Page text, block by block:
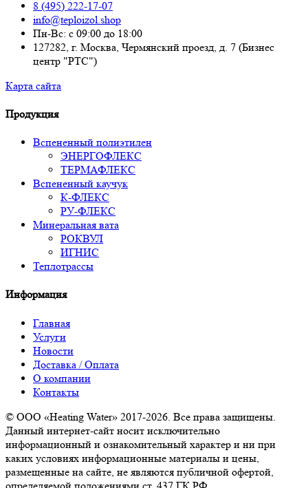
8 (495) 222-17-07
info@teploizol.shop
Пн-Вс: с 09:00 до 18:00
127282, г. Москва, Чермянский проезд, д. 7 (Бизнес
центр "РТС")
Карта сайта
Продукция
Вспененный полиэтилен
ЭНЕРГОФЛЕКС
ТЕРМАФЛЕКС
Вспененный каучук
К-ФЛЕКС
РУ-ФЛЕКС
Минеральная вата
РОКВУЛ
ИГНИС
Теплотрассы
Информация
Главная
Услуги
Новости
Доставка / Оплата
О компании
Контакты
© ООО «Heating Water» 2017-2026. Все права защищены.
Данный интернет-сайт носит исключительно
информационный и ознакомительный характер и ни при
каких условиях информационные материалы и цены,
размещенные на сайте, не являются публичной офертой,
определяемой положениями ст. 437 ГК РФ.